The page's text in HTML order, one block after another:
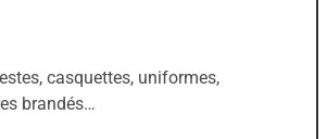
casquettes, uniformes,
brandés…